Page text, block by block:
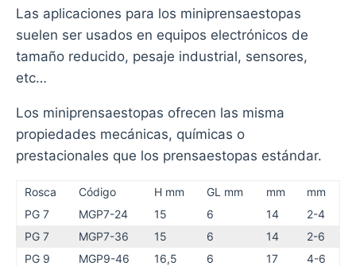
Las aplicaciones para los miniprensaestopas
suelen ser usados en equipos electrónicos de
tamaño reducido, pesaje industrial, sensores,
etc…
Los miniprensaestopas ofrecen las misma
propiedades mecánicas, químicas o
prestacionales que los prensaestopas estándar.
Rosca Código H mm GL mm mm
mm
PG 7
MGP7-24 15 6 14
2-4
PG 7
MGP7-36 15 6 14
2-6
PG 9
MGP9-46 16,5 6 17 4-6